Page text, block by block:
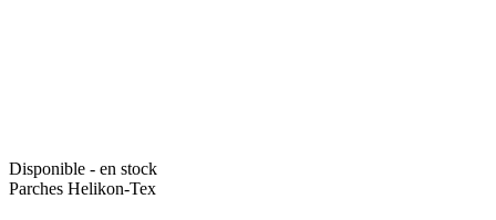
Disponible - en stock
Parches Helikon-Tex